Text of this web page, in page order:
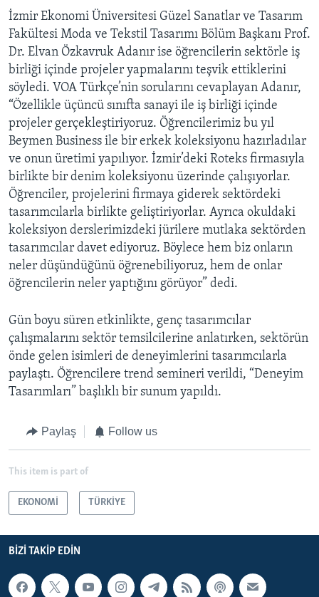
İzmir Ekonomi Üniversitesi Güzel Sanatlar ve Tasarım
Fakültesi Moda ve Tekstil Tasarımı Bölüm Başkanı Prof.
Dr. Elvan Özkavruk Adanır ise öğrencilerin sektörle iş
birliği içinde projeler yapmalarını teşvik ettiklerini
söyledi. VOA Türkçe’nin sorularını cevaplayan Adanır,
“Özellikle üçüncü sınıfta sanayi ile iş birliği içinde
projeler gerçekleştiriyoruz. Öğrencilerimiz bu yıl
Beymen Business ile bir erkek koleksiyonu hazırladılar
ve onun üretimi yapılıyor. İzmir’deki Roteks firmasıyla
birlikte bir denim koleksiyonu üzerinde çalışıyorlar.
Öğrenciler, projelerini firmaya giderek sektördeki
tasarımcılarla birlikte geliştiriyorlar. Ayrıca okuldaki
koleksiyon derslerimizdeki jürilere mutlaka sektörden
tasarımcılar davet ediyoruz. Böylece hem biz onların
neler düşündüğünü öğrenebiliyoruz, hem de onlar
öğrencilerin neler yaptığını görüyor” dedi.
Gün boyu süren etkinlikte, genç tasarımcılar
çalışmalarını sektör temsilcilerine anlatırken, sektörün
önde gelen isimleri de deneyimlerini tasarımcılarla
paylaştı. Öğrencilere trend semineri verildi, “Deneyim
Tasarımları” başlıklı bir sunum yapıldı.
Paylaş Follow us
This item is part of
EKONOMİ TÜRKİYE
BIZI TAKIP EDIN